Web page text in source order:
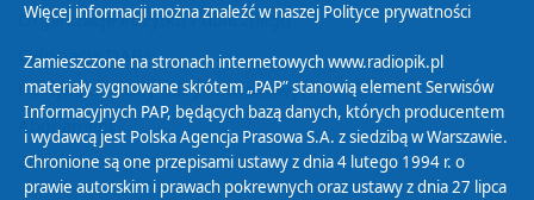
Organizacje Pożytku Publicznego
Cyfryzacja DAB+
Polityka ochrony danych osobowych
Abonament
Zamówienia publiczne
Więcej informacji można znaleźć w naszej Polityce prywatności
Zamieszczone na stronach internetowych www.radiopik.pl
materiały sygnowane skrótem „PAP” stanowią element Serwisów
Informacyjnych PAP, będących bazą danych, których producentem
i wydawcą jest Polska Agencja Prasowa S.A. z siedzibą w Warszawie.
Chronione są one przepisami ustawy z dnia 4 lutego 1994 r. o
prawie autorskim i prawach pokrewnych oraz ustawy z dnia 27 lipca